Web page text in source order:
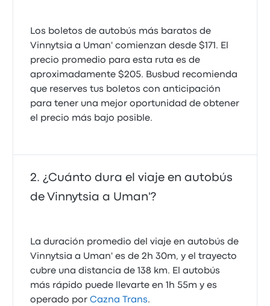
Los boletos de autobús más baratos de
Vinnytsia a Uman' comienzan desde $171. El
precio promedio para esta ruta es de
aproximadamente $205. Busbud recomienda
que reserves tus boletos con anticipación
para tener una mejor oportunidad de obtener
el precio más bajo posible.
¿Cuánto dura el viaje en autobús
de Vinnytsia a Uman'?
La duración promedio del viaje en autobús de
Vinnytsia a Uman' es de 2h 30m, y el trayecto
cubre una distancia de 138 km. El autobús
más rápido puede llevarte en 1h 55m y es
operado porCazna Trans.